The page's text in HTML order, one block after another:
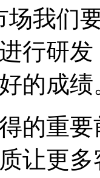
场我们
行研
的成绩
的重
让更